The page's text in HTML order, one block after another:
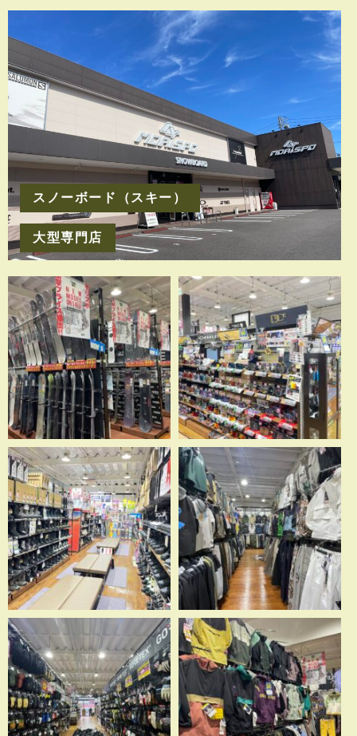
スノーボード（スキー）
大型専門店